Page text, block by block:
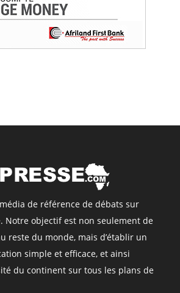
de référence de débats sur
Notre objectif est non seulement de
reste du monde, mais d’établir un
simple et efficace, et ainsi
du continent sur tous les plans de